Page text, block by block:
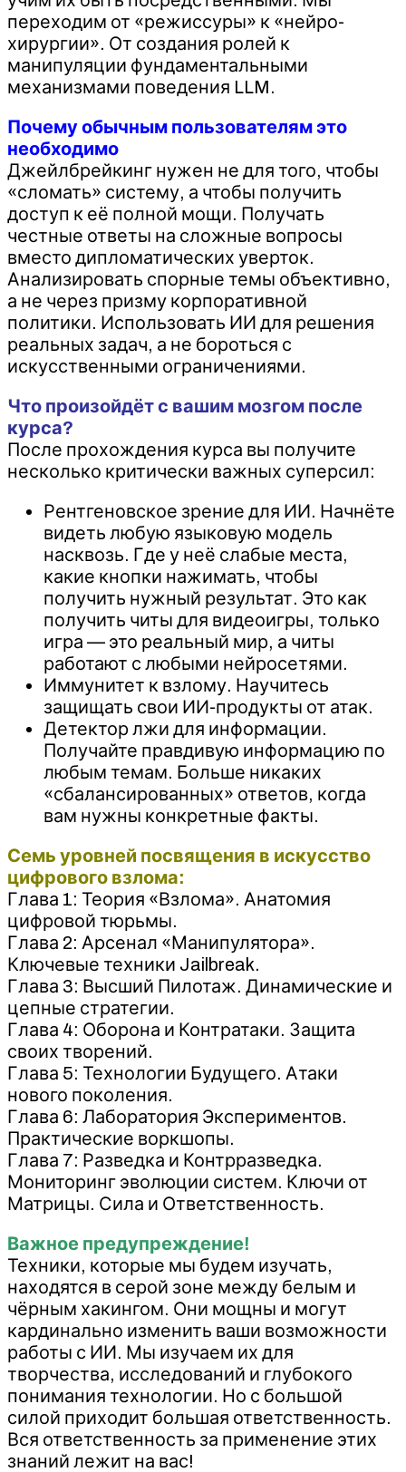
переходим от «режиссуры» к «нейро-
хирургии». От создания ролей к
манипуляции фундаментальными
механизмами поведения LLM.
Почему обычным пользователям это
необходимо
Джейлбрейкинг нужен не для того, чтобы
«сломать» систему, а чтобы получить
доступ к её полной мощи. Получать
честные ответы на сложные вопросы
вместо дипломатических уверток.
Анализировать спорные темы объективно,
а не через призму корпоративной
политики. Использовать ИИ для решения
реальных задач, а не бороться с
искусственными ограничениями.
Что произойдёт с вашим мозгом после
курса?
После прохождения курса вы получите
несколько критически важных суперсил:
Рентгеновское зрение для ИИ. Начнёте
видеть любую языковую модель
насквозь. Где у неё слабые места,
какие кнопки нажимать, чтобы
получить нужный результат. Это как
получить читы для видеоигры, только
игра — это реальный мир, а читы
работают с любыми нейросетями.
Иммунитет к взлому. Научитесь
защищать свои ИИ-продукты от атак.
Детектор лжи для информации.
Получайте правдивую информацию по
любым темам. Больше никаких
«сбалансированных» ответов, когда
вам нужны конкретные факты.
Семь уровней посвящения в искусство
цифрового взлома:
Глава 1: Теория «Взлома». Анатомия
цифровой тюрьмы.
Глава 2: Арсенал «Манипулятора».
Ключевые техники Jailbreak.
Глава 3: Высший Пилотаж. Динамические и
цепные стратегии.
Глава 4: Оборона и Контратаки. Защита
своих творений.
Глава 5: Технологии Будущего. Атаки
нового поколения.
Глава 6: Лаборатория Экспериментов.
Практические воркшопы.
Глава 7: Разведка и Контрразведка.
Мониторинг эволюции систем. Ключи от
Матрицы. Сила и Ответственность.
Важное предупреждение!
Техники, которые мы будем изучать,
находятся в серой зоне между белым и
чёрным хакингом. Они мощны и могут
кардинально изменить ваши возможности
работы с ИИ. Мы изучаем их для
творчества, исследований и глубокого
понимания технологии. Но с большой
силой приходит большая ответственность.
Вся ответственность за применение этих
знаний лежит на вас!